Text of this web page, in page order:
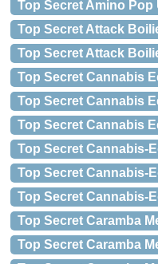
Top Secret Amino Pop
Top Secret Attack
Top Secret Attack
Top Secret Cannabis
Top Secret Cannabis
Top Secret Cannabis
Top Secret Cannabis-
Top Secret Cannabis-
Top Secret Cannabis-
Top Secret Caramba
Top Secret Caramba